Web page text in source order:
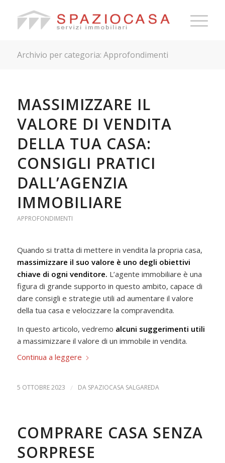
Archivio per categoria: Approfondimenti
MASSIMIZZARE IL
VALORE DI VENDITA
DELLA TUA CASA:
CONSIGLI PRATICI
DALL’AGENZIA
IMMOBILIARE
APPROFONDIMENTI
Quando si tratta di mettere in vendita la propria casa,
massimizzare il suo valore è uno degli obiettivi
chiave di ogni venditore. L’agente immobiliare è una
figura di grande supporto in questo ambito, capace di
dare consigli e strategie utili ad aumentare il valore
della tua casa e velocizzare la compravendita.
In questo articolo, vedremo alcuni suggerimenti utili
a massimizzare il valore di un immobile in vendita.
Continua a leggere
5 OTTOBRE 2023 / DA SPAZIOCASA SALGAREDA
COMPRARE CASA SENZA
SORPRESE